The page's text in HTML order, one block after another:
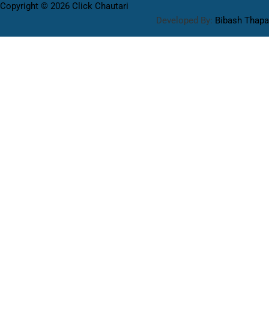
Copyright © 2026 Click Chautari
Developed By: Bibash Thapa